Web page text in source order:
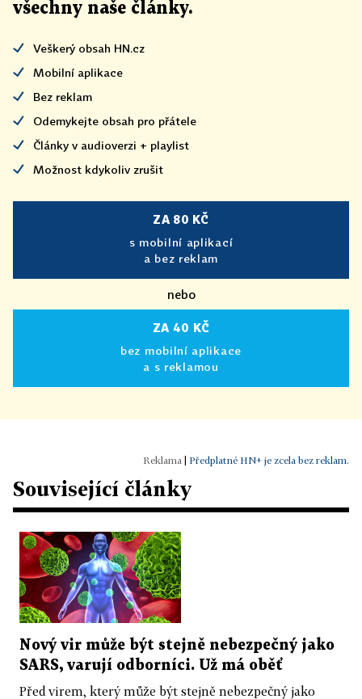
všechny naše články.
Veškerý obsah HN.cz
Mobilní aplikace
Bez reklam
Odemykejte obsah pro přátele
Články v audioverzi + playlist
Možnost kdykoliv zrušit
ZA 80 KČ
s mobilní aplikací
a bez reklam
nebo
ZA 40 KČ
bez mobilní aplikace
a s reklamou
Předplatné HN+ je zcela bez reklam.
Související články
Nový vir může být stejně nebezpečný jako
SARS, varují odborníci. Už má oběť
Před virem, který může být stejně nebezpečný jako